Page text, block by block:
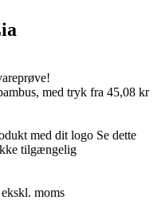
med dit logo Se dette
tilgængelig
ekskl. moms